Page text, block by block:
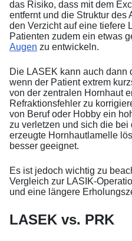
das Risiko, dass mit dem
entfernt und die Struktur des
den Verzicht auf eine tiefere
Patienten zudem ein etwas
Augen zu entwickeln.
Die LASEK kann auch dann
wenn der Patient extrem
von der zentralen Hornhaut
Refraktionsfehler zu
von Beruf oder Hobby ein
zu verletzen und sich die bei
erzeugte Hornhautlamelle
besser geeignet.
Es ist jedoch wichtig zu
Vergleich zur LASIK-
und eine längere
LASEK vs. PRK